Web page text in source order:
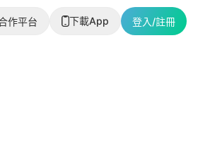
作平台 下載App 登入/註冊